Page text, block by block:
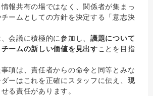
報共有の場ではなく、関係者が集まっ
ームとしての方針を決定する「意志決
会議に積極的に参加し、 議題について
ームの新しい価値を見出すことを目指
項は、責任者からの命令と同等とみな
ーはこれを正確にスタッフに伝え、 現
る責任があります。